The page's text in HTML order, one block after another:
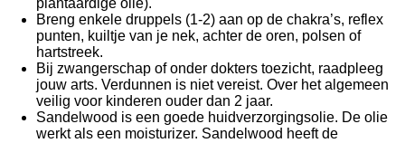
plantaardige olie).
Breng enkele druppels (1-2) aan op de chakra’s, reflex
punten, kuiltje van je nek, achter de oren, polsen of
hartstreek.
Bij zwangerschap of onder dokters toezicht, raadpleeg
jouw arts. Verdunnen is niet vereist. Over het algemeen
veilig voor kinderen ouder dan 2 jaar.
Sandelwood is een goede huidverzorgingsolie. De olie
werkt als een moisturizer. Sandelwood heeft de